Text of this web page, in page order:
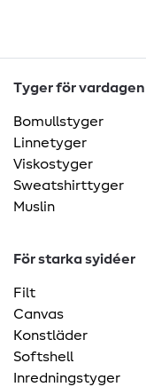
Tyger för vardagen
Bomullstyger
Linnetyger
Viskostyger
Sweatshirttyger
Muslin
För starka syidéer
Filt
Canvas
Konstläder
Softshell
Inredningstyger